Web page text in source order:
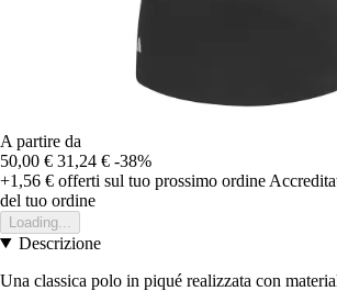
A partire da
50,00 € 31,24 € -38%
+1,56 € offerti sul tuo prossimo ordine
del tuo ordine
Loading...
Descrizione
Una classica polo in piqué realizzata con